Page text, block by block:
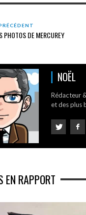
PHOTOS DE MERCUREY
NOËL
Rédacteur
et des plus
EN RAPPORT